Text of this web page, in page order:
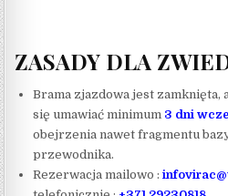
ZASADY DLA
Brama zjazdowa jest zamknięta,
się umawiać minimum 3 dni
obejrzenia nawet fragmentu
przewodnika.
Rezerwacja mailowo :